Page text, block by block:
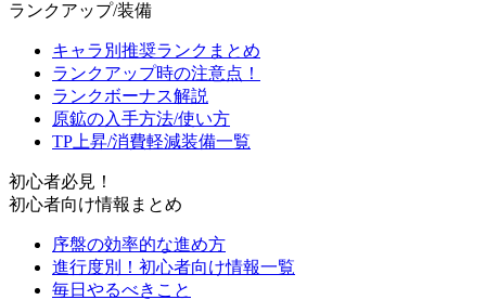
ランクアップ/装備
キャラ別推奨ランクまとめ
ランクアップ時の注意点！
ランクボーナス解説
原鉱の入手方法/使い方
TP上昇/消費軽減装備一覧
初心者必見！
初心者向け情報まとめ
序盤の効率的な進め方
進行度別！初心者向け情報一覧
毎日やるべきこと